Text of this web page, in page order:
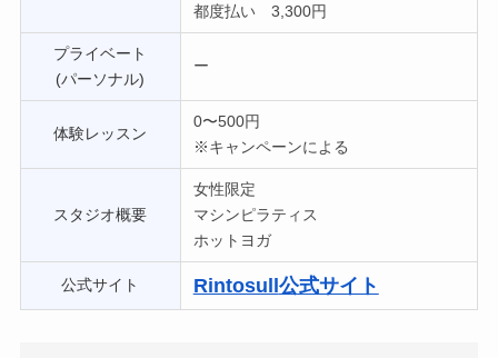
都度払い 3,300円
プライベート
(パーソナル)
ー
体験レッスン
0〜500円
※キャンペーンによる
スタジオ概要
女性限定
マシンピラティス
ホットヨガ
公式サイト Rintosull公式サイト